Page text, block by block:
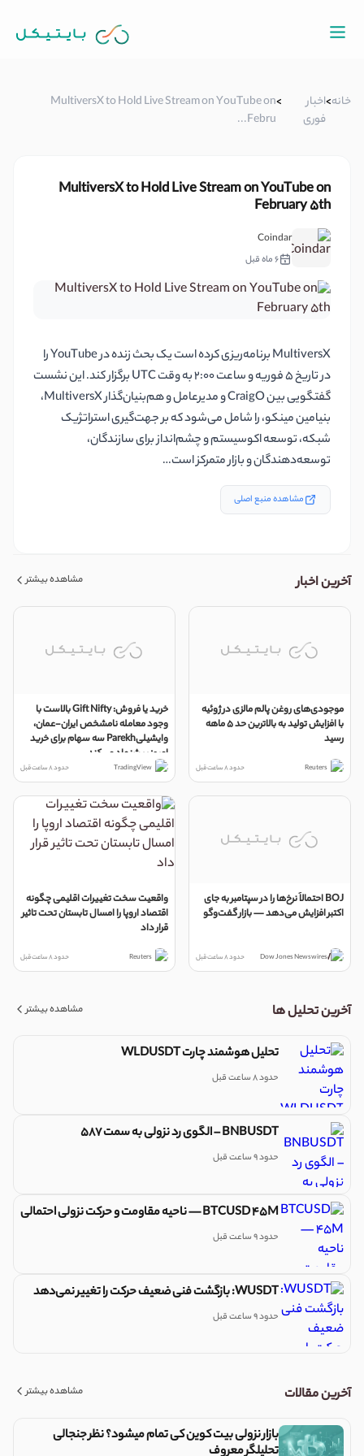
خانه>اخبار
فوری
>
MultiversX to Hold Live Stream on YouTube on
Febru...
MultiversX to Hold Live Stream on YouTube on
February 5th
Coindar
6 ماه قبل
MultiversX برنامه‌ریزی کرده است یک بحث زنده در YouTube را
در تاریخ 5 فوریه و ساعت 2:00 به وقت UTC برگزار کند. این نشست
گفتگویی بین CraigO و مدیرعامل و هم‌بنیان‌گذار MultiversX،
بنیامین مینکو، را شامل می‌شود که بر جهت‌گیری استراتژیک
شبکه، توسعه اکوسیستم و چشم‌انداز برای سازندگان،
توسعه‌دهندگان و بازار متمرکز است…
مشاهده منبع اصلی
آخرین اخبار مشاهده بیشتر
موجودی‌های روغن پالم مالزی در ژوئیه
با افزایش تولید به بالاترین حد ۵ ماهه
رسید
Reuters حدود 8 ساعت قبل
خرید یا فروش: Gift Nifty بالاست با
وجود معامله نامشخص ایران-عمان،
وایشیلیParekh سه سهام برای خرید
امروز پیشنهاد می‌کند
TradingView حدود 8 ساعت قبل
BOJ احتمالاً نرخ‌ها را در سپتامبر به جای
اکتبر افزایش می‌دهد — بازار گفت‌وگو
Dow Jones Newswires حدود 8 ساعت قبل
واقعیت سخت تغییرات اقلیمی چگونه
اقتصاد اروپا را امسال تابستان تحت تاثیر
قرار داد
Reuters حدود 8 ساعت قبل
آخرین تحلیل ها مشاهده بیشتر
تحلیل هوشمند چارت WLDUSDT
حدود 8 ساعت قبل
BNBUSDT – الگوی رد نزولی به سمت 587
حدود 9 ساعت قبل
BTCUSD 45M — ناحیه مقاومت و حرکت نزولی احتمالی
حدود 9 ساعت قبل
WUSDT: بازگشت فنی ضعیف حرکت را تغییر نمی‌دهد
حدود 9 ساعت قبل
آخرین مقالات مشاهده بیشتر
بازار نزولی بیت کوین کی تمام میشود؟ نظر جنجالی
تحلیلگر معروف